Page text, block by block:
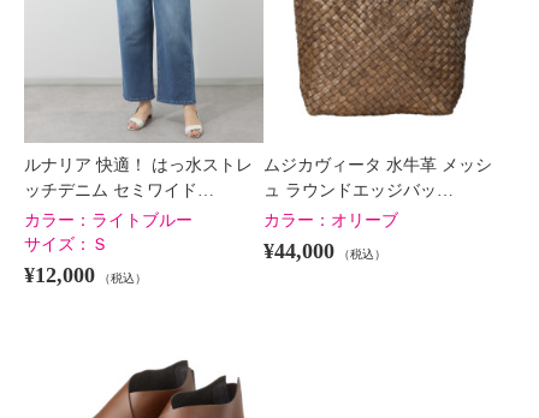
ルナリア 快適！ はっ水ストレ
ッチデニム セミワイド…
カラー： ライトブルー
サイズ： Ｓ
¥12,000 （税込）
ムジカヴィータ 水牛革 メッシ
ュ ラウンドエッジバッ…
カラー： オリーブ
¥44,000 （税込）